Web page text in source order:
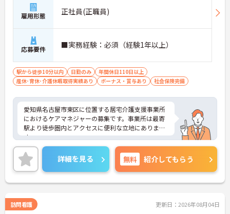
雇用形態 正社員(正職員)
応募要件 ■実務経験：必須（経験1年以上）
駅から徒歩10分以内 日勤のみ
年間休日110日以上
産休･育休･介護休暇取得実績あり
ボーナス・賞与あり 社会保険完備
愛知県名古屋市東区に位置する居宅介護支援事業所
におけるケアマネジャーの募集です。事業所は最寄
駅より徒歩圏内とアクセスに便利な立地にありま
す。
年間休日は117日もあります。プライベートを大切
にしながらご勤務いただけます。また、研修制度が
充実しており、働きながらスキルアップが目指せる
環境です。
ご興味のある方には、面接対策ポイントなど、さら
い！
詳細を見る 無料 紹介してもらう
訪問看護 更新日：2026年08月04日